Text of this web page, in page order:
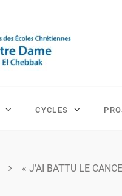
CYCLES
« J’AI BATTU LE